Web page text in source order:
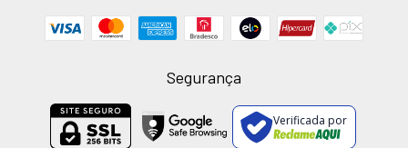
Segurança
Verificada por